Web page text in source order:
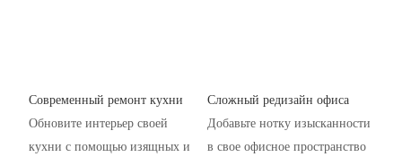
Современный ремонт кухни
Обновите интерьер своей
кухни с помощью изящных и
Сложный редизайн офиса
Добавьте нотку изысканности
в свое офисное пространство